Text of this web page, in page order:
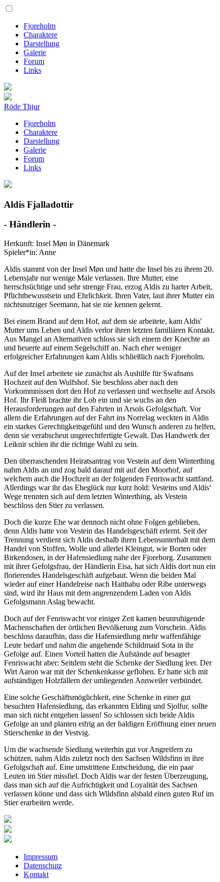
Fjoreholm
Charaktere
Darstellung
Galerie
Forum
Links
Röde Thjur
Fjoreholm
Charaktere
Darstellung
Galerie
Forum
Links
Aldis Fjalladottir
- Händlerin -
Herkunft: Insel Møn in Dänemark
Spieler*in: Anne
Aldis stammt von der Insel Møn und hatte die Insel bis zu ihrem 20.
Lebensjahr nur wenige Male verlassen. Ihre Mutter, eine
herrschsüchtige und sehr strenge Frau, erzog Aldis zu harter Arbeit,
Pflichtbewusstsein und Ehrlichkeit. Ihren Vater, laut ihrer Mutter ein
nichtsnutziger Seemann, hat sie nie kennen gelernt.
Bei einem Brand auf dem Hof, auf dem sie arbeitete, kam Aldis'
Mutter ums Leben und Aldis verlor ihren letzten familiären Kontakt.
Aus Mangel an Alternativen schloss sie sich einem der Knechte an
und heuerte auf einem Segelschiff an. Nach eher weniger
erfolgreicher Erfahrungen kam Aldis schließlich nach Fjoreholm.
Auf der Insel arbeitete sie zunächst als Aushilfe für Swafnans
Hochzeit auf den Wulfshof. Sie beschloss aber nach den
Vorkommnissen dort den Hof zu verlassen und wechselte auf Arsols
Hof. Ihr Fleiß brachte ihr Lob ein und sie wuchs an den
Herausforderungen auf den Fahrten in Arsols Gefolgschaft. Vor
allem die Erfahrungen auf der Fahrt ins Norrelag weckten in Aldis
ein starkes Gerechtigkeitsgefühl und den Wunsch anderen zu helfen,
denn sie verabscheut ungerechtfertigte Gewalt. Das Handwerk der
Leiknir schien ihr die richtige Wahl zu sein.
Den überraschenden Heiratsantrag von Vestein auf dem Winterthing
nahm Aldis an und zog bald darauf mit auf den Moorhof, auf
welchem auch die Hochzeit an der folgenden Fenriswacht stattfand.
Allerdings war ihr das Eheglück nur kurz hold: Vesteins und Aldis‘
Wege trennten sich auf dem letzten Winterthing, als Vestein
beschloss den Stier zu verlassen.
Doch die kurze Ehe war dennoch nicht ohne Folgen geblieben,
denn Aldis hatte von Vestein das Handelsgeschäft erlernt. Seit der
Trennung verdient sich Aldis deshalb ihren Lebensunterhalt mit dem
Handel von Stoffen, Wolle und allerlei Kleingut, wie Borten oder
Birkendosen, in der Hafensiedlung nahe der Fjoreborg. Zusammen
mit ihrer Gefolgsfrau, der Händlerin Eisa, hat sich Aldis dort nun ein
florierendes Handelsgeschäft aufgebaut. Wenn die beiden Mal
wieder auf einer Handelreise nach Haithabu oder Ribe unterwegs
sind, wird ihr Haus mit dem angrenzendem Laden von Aldis
Gefolgsmann Aslag bewacht.
Doch auf der Fenriswacht vor einiger Zeit kamen beunruhigende
Machenschaften der örtlichen Bevölkerung zum Vorschein. Aldis
beschloss daraufhin, dass die Hafensiedlung mehr waffenfähige
Leute bedarf und nahm die angehende Schildmaid Sota in ihr
Gefolge auf. Einen Vorteil hatten die Aufstände auf besagter
Fenriswacht aber: Seitdem steht die Schenke der Siedlung leer. Der
Wirt Aaron war mit der Schenkenkasse geflohen. Er hatte sich mit
aufständigen Holzfällern der umliegenden Annweiler verbündet.
Eine solche Geschäftsmöglichkeit, eine Schenke in einer gut
besuchten Hafensiedlung, das erkannten Elding und Sjolfur, sollte
man sich nicht entgehen lassen! So schlossen sich beide Aldis
Gefolge an und planten eifrig an der baldigen Eröffnung einer neuen
Stierschenke in der Vestvig.
Um die wachsende Siedlung weiterhin gut vor Angreifern zu
schützen, nahm Aldis zuletzt noch den Sachsen Wildsfinn in ihre
Gefolgschaft auf. Eine umstrittene Entscheidung, die ein paar
Leuten im Stier missfiel. Doch Aldis war der festen Überzeugung,
dass man sich auf die Aufrichtigkeit und Loyalität des Sachsen
verlassen könne und dass sich Wildsfinn alsbald einen guten Ruf im
Stier erarbeiten werde.
Impressum
Datenschutz
Kontakt